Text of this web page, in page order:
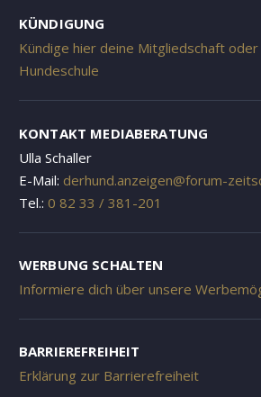
KÜNDIGUNG
Kündige hier deine Mitgliedschaft
Hundeschule
KONTAKT MEDIABERATUNG
Ulla Schaller
E-Mail: derhund.anzeigen@forum-
Tel.: 0 82 33 / 381-201
WERBUNG SCHALTEN
Informiere dich über unsere
BARRIEREFREIHEIT
Erklärung zur Barrierefreiheit